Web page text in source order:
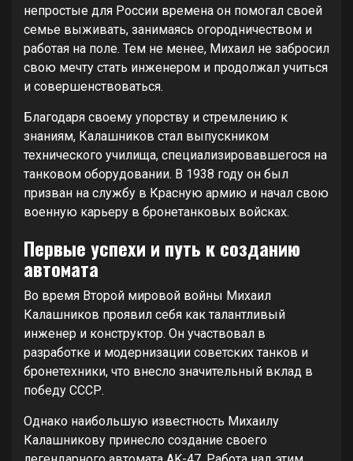
непростые для России времена он помогал своей
семье выживать, занимаясь огородничеством и
работая на поле. Тем не менее, Михаил не забросил
свою мечту стать инженером и продолжал учиться
и совершенствоваться.
Благодаря своему упорству и стремлению к
знаниям, Калашников стал выпускником
технического училища, специализировавшегося на
танковом оборудовании. В 1938 году он был
призван на службу в Красную армию и начал свою
военную карьеру в бронетанковых войсках.
Первые успехи и путь к созданию
автомата
Во время Второй мировой войны Михаил
Калашников проявил себя как талантливый
инженер и конструктор. Он участвовал в
разработке и модернизации советских танков и
бронетехники, что внесло значительный вклад в
победу СССР.
Однако наибольшую известность Михаилу
Калашникову принесло создание своего